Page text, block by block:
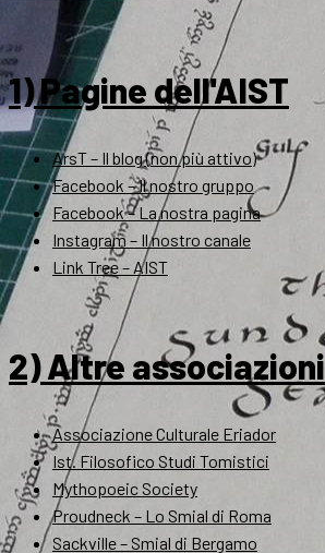
1) Pagine dell'AIST
ArsT – Il blog (non più attivo)
Facebook – Il nostro gruppo
Facebook – La nostra pagina
Instagram – Il nostro canale
Link Tree – AIST
2) Altre associazioni
Associazione Culturale Eriador
Ist. Filosofico Studi Tomistici
Mythopoeic Society
Proudneck – Lo Smial di Roma
Sackville – Smial di Bergamo